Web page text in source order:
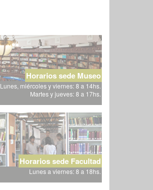
Horarios sede Museo
Lunes, miércoles y viernes: 8 a 14hs.
Martes y jueves: 8 a 17hs.
Horarios sede Facultad
Lunes a viernes: 8 a 18hs.